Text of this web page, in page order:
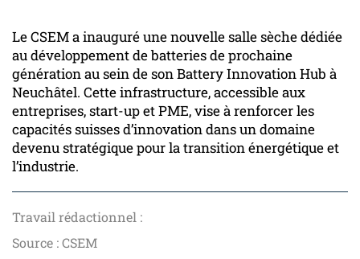
Le CSEM a inauguré une nouvelle salle sèche dédiée
au développement de batteries de prochaine
génération au sein de son Battery Innovation Hub à
Neuchâtel. Cette infrastructure, accessible aux
entreprises, start-up et PME, vise à renforcer les
capacités suisses d’innovation dans un domaine
devenu stratégique pour la transition énergétique et
l’industrie.
Travail rédactionnel :
Source : CSEM